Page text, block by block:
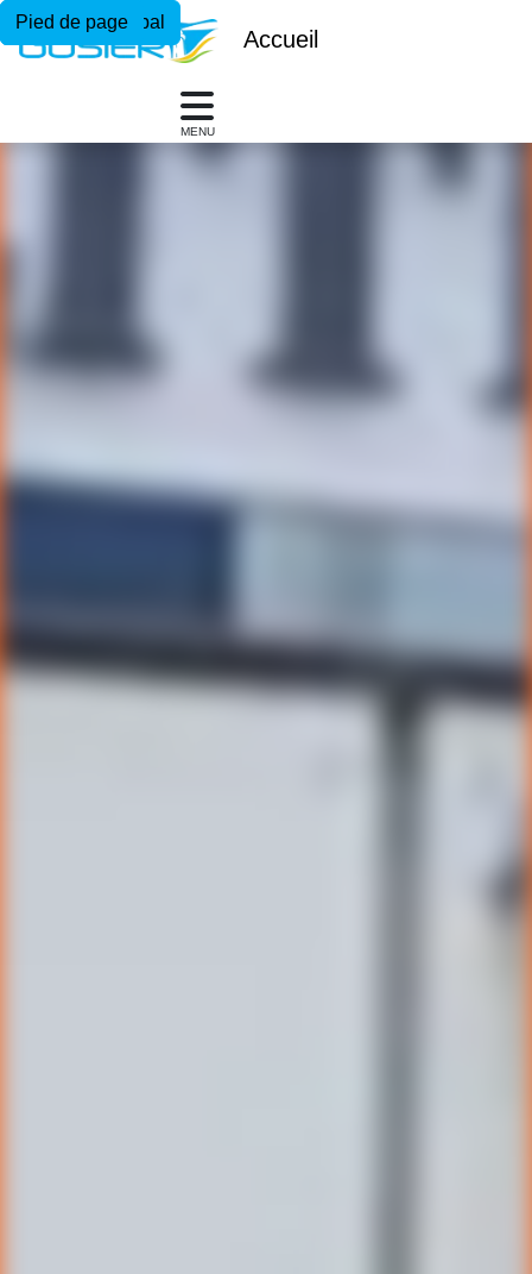
Menu principal
Contenu principal
Pied de page
Accueil
MENU